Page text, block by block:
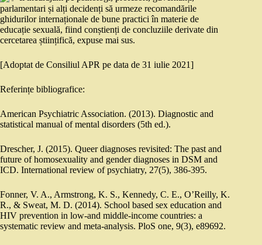
parlamentari și alți decidenți să urmeze recomandările
ghidurilor internaționale de bune practici în materie de
educație sexuală, fiind conștienți de concluziile derivate din
cercetarea științifică, expuse mai sus.
[Adoptat de Consiliul APR pe data de 31 iulie 2021]
Referințe bibliografice:
American Psychiatric Association. (2013). Diagnostic and
statistical manual of mental disorders (5th ed.).
Drescher, J. (2015). Queer diagnoses revisited: The past and
future of homosexuality and gender diagnoses in DSM and
ICD. International review of psychiatry, 27(5), 386-395.
Fonner, V. A., Armstrong, K. S., Kennedy, C. E., O’Reilly, K.
R., & Sweat, M. D. (2014). School based sex education and
HIV prevention in low-and middle-income countries: a
systematic review and meta-analysis. PloS one, 9(3), e89692.